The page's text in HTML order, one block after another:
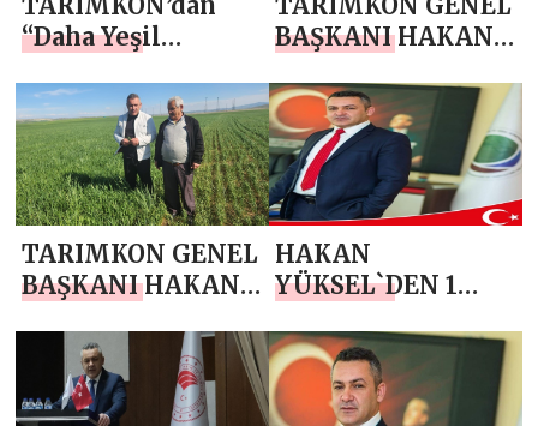
“Daha Yeşil
Adım: Ankara’nın
Dış İlçelerinde
Sürdürülebilir
Tarım Anlatıldı
BAŞKANI HAKAN
MAYIS
ATATÜRK’Ü
ANMA, GENÇLİK
VE SPOR BAYRAMI
MESAJI
TARIMKON GENEL
BAŞKANI HAKAN
MAYIS DÜNYA
ÇİFTÇİLER GÜNÜ
MESAJI
HAKAN
YÜKSEL`DEN 1
DAYANIŞMA
GÜNÜ KUTLAMA
MESAJI